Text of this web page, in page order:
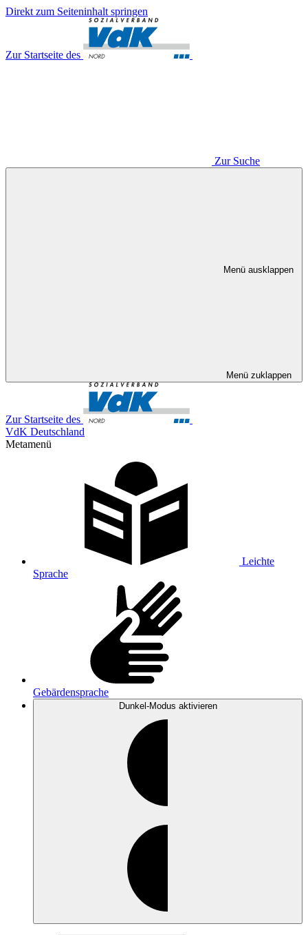
Direkt zum Seiteninhalt springen
Zur Startseite des
Zur Suche
Menü ausklappen
Menü zuklappen
Zur Startseite des
VdK Deutschland
Metamenü
Leichte
Sprache
Gebärdensprache
Dunkel-Modus aktivieren